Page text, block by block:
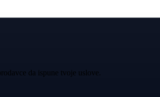
da ispune tvoje uslove.